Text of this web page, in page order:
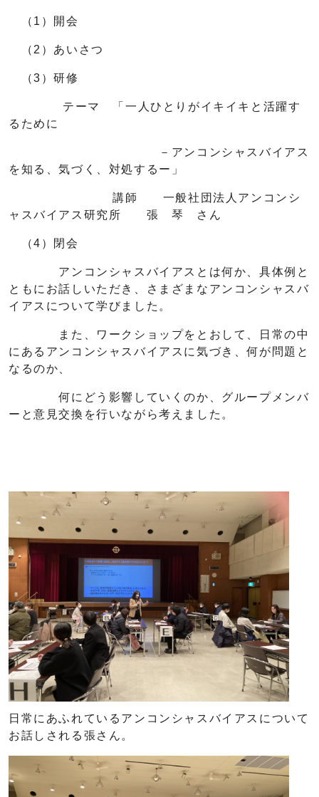
（1）開会
（2）あいさつ
（3）研修
テーマ 「一人ひとりがイキイキと活躍す
るために
－アンコンシャスバイアス
を知る、気づく、対処するー」
講師 一般社団法人アンコンシ
ャスバイアス研究所 張 琴 さん
（4）閉会
アンコンシャスバイアスとは何か、具体例と
ともにお話しいただき、さまざまなアンコンシャスバ
イアスについて学びました。
また、ワークショップをとおして、日常の中
にあるアンコンシャスバイアスに気づき、何が問題と
なるのか、
何にどう影響していくのか、グループメンバ
ーと意見交換を行いながら考えました。
日常にあふれているアンコンシャスバイアスについて
お話しされる張さん。